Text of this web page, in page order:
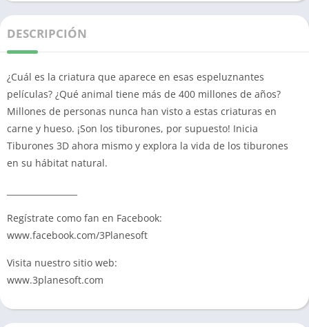
DESCRIPCIÓN
¿Cuál es la criatura que aparece en esas espeluznantes
películas? ¿Qué animal tiene más de 400 millones de años?
Millones de personas nunca han visto a estas criaturas en
carne y hueso. ¡Son los tiburones, por supuesto! Inicia
Tiburones 3D ahora mismo y explora la vida de los tiburones
en su hábitat natural.
Regístrate como fan en Facebook:
www.facebook.com/3Planesoft
Visita nuestro sitio web:
www.3planesoft.com